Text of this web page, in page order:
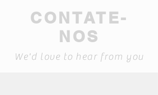
CONTATE-
NOS
We'd love to hear from you